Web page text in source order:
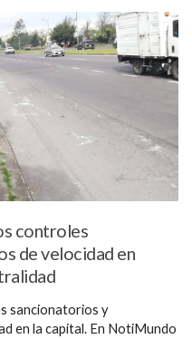
controles
de velocidad en
sancionatorios y
en la capital. En NotiMundo